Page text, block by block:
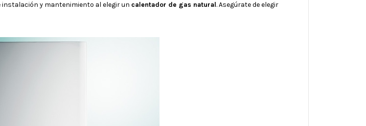
instalación y mantenimiento al elegir un calentador de gas natural. Asegúrate de elegir